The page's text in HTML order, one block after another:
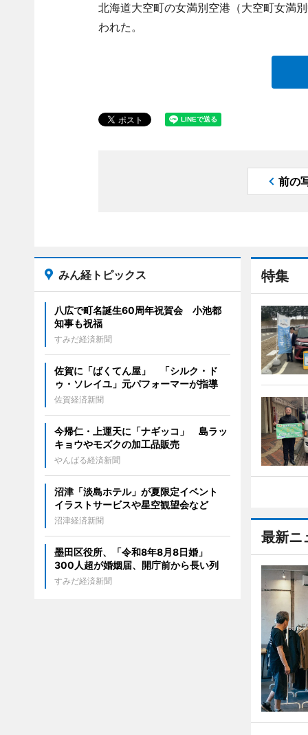
北海道大空町の女満別空港（大空町女満
われた。
前の
特集
最新ニ
みん経トピックス
八広で町名誕生60周年祝賀会 小池都
知事も祝福
すみだ経済新聞
佐賀に「ばくてん屋」 「シルク・ド
ゥ・ソレイユ」元パフォーマーが指導
佐賀経済新聞
今帰仁・上運天に「ナギッコ」 島ラッ
キョウやモズクの加工品販売
やんばる経済新聞
沼津「淡島ホテル」が夏限定イベント
イラストサービスや星空観望会など
沼津経済新聞
墨田区役所、「令和8年8月8日婚」
300人超が婚姻届、開庁前から長い列
すみだ経済新聞